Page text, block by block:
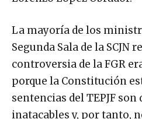
La mayoría de los
Segunda Sala de la SCJN
controversia de la FGR
porque la Constitución
sentencias del TEPJF son
inatacables y, por tanto,